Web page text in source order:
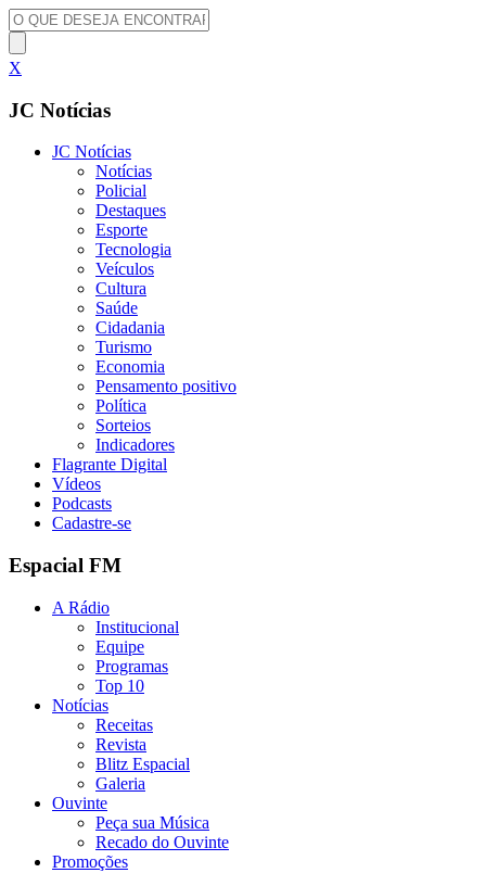
X
JC Notícias
JC Notícias
Notícias
Policial
Destaques
Esporte
Tecnologia
Veículos
Cultura
Saúde
Cidadania
Turismo
Economia
Pensamento positivo
Política
Sorteios
Indicadores
Flagrante Digital
Vídeos
Podcasts
Cadastre-se
Espacial FM
A Rádio
Institucional
Equipe
Programas
Top 10
Notícias
Receitas
Revista
Blitz Espacial
Galeria
Ouvinte
Peça sua Música
Recado do Ouvinte
Promoções